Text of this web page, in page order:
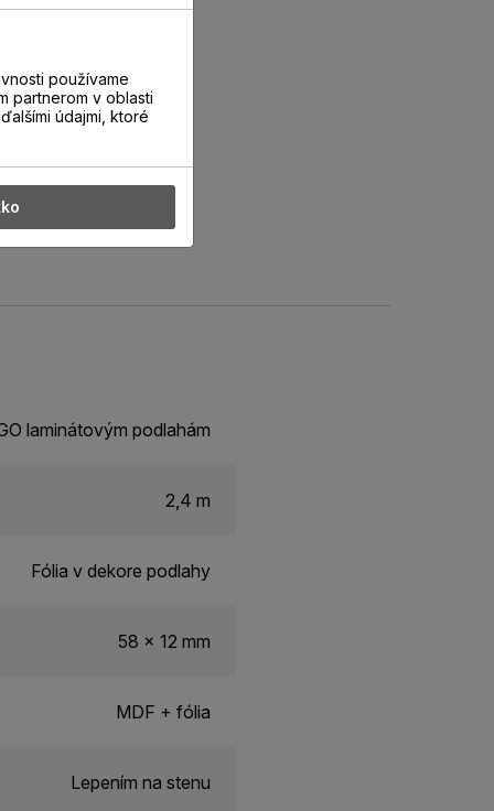
laminátovým podlahám
2,4 m
Fólia v dekore podlahy
58 x 12 mm
MDF + fólia
Lepením na stenu
používame
partnerom v oblasti
údajmi, ktoré